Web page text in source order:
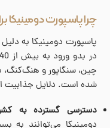
چرا پاسپورت دومینیکا
پاسپورت دومینیکا به دلیل
چین، سنگاپور و هنگ‌کنگ،
شده است. دلایل جذابیت
دسترسی گسترده به